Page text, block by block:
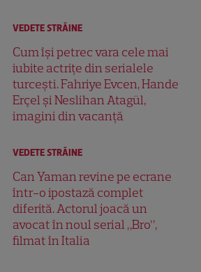
VEDETE STRĂINE
Cum își petrec vara cele mai
iubite actrițe din serialele
turcești. Fahriye Evcen, Hande
Erçel și Neslihan Atagül,
imagini din vacanță
VEDETE STRĂINE
Can Yaman revine pe ecrane
într-o ipostază complet
diferită. Actorul joacă un
avocat în noul serial „Bro”,
filmat în Italia